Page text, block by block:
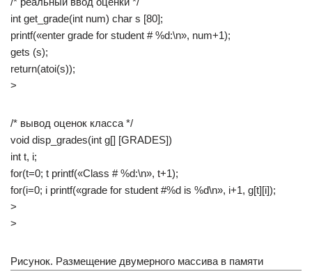
int get_grade(int num) char s [80];
printf(«enter grade for student # %d:\n», num+1);
gets (s);
return(atoi(s));
>
/* вывод оценок класса */
void disp_grades(int g[] [GRADES])
int t, i;
for(t=0; t printf(«Class # %d:\n», t+1);
for(i=0; i printf(«grade for student #%d is %d\n», i+1, g[t][i]);
>
>
Рисунок. Размещение двумерного массива в памяти